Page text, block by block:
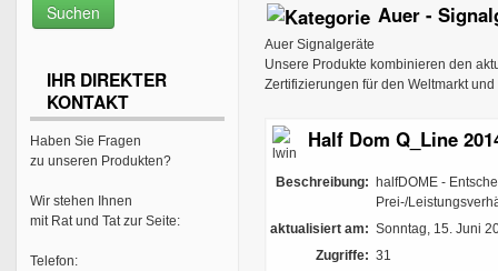
Auer -
Auer Signalgeräte
Unsere Produkte kombinieren den
Zertifizierungen für den Weltmarkt
Half Dom Q_Line
Beschreibung: halfDOME -
Prei-/
aktualisiert am: Sonntag, 15. Juni
Zugriffe: 31
IHR DIREKTER
KONTAKT
Haben Sie Fragen
zu unseren Produkten?
Wir stehen Ihnen
mit Rat und Tat zur Seite:
Telefon: